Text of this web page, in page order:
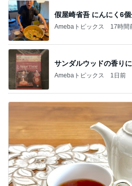
假屋崎省吾 にんにく6
Amebaトピックス 17時間
サンダルウッドの香り
Amebaトピックス 1日前